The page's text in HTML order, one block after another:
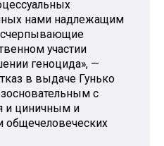
нами надлежащим
участии
геноцида», —
в выдаче Гунько
с
и циничным и
общечеловеческих